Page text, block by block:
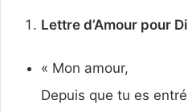
Lettre d’Amour pour
« Mon amour,
Depuis que tu es